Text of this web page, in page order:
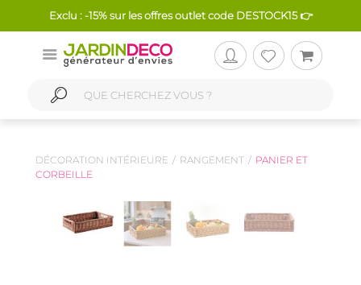
Exclu : -15% sur les offres outlet code DESTOCK15 👉
DÉCORATION INTÉRIEURE RANGEMENT
PANIER ET
CORBEILLE